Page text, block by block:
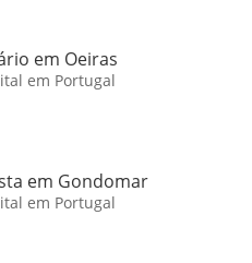
em Oeiras
em Portugal
em Gondomar
em Portugal